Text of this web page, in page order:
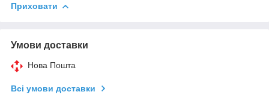
Приховати
Умови доставки
Нова Пошта
Всі умови доставки